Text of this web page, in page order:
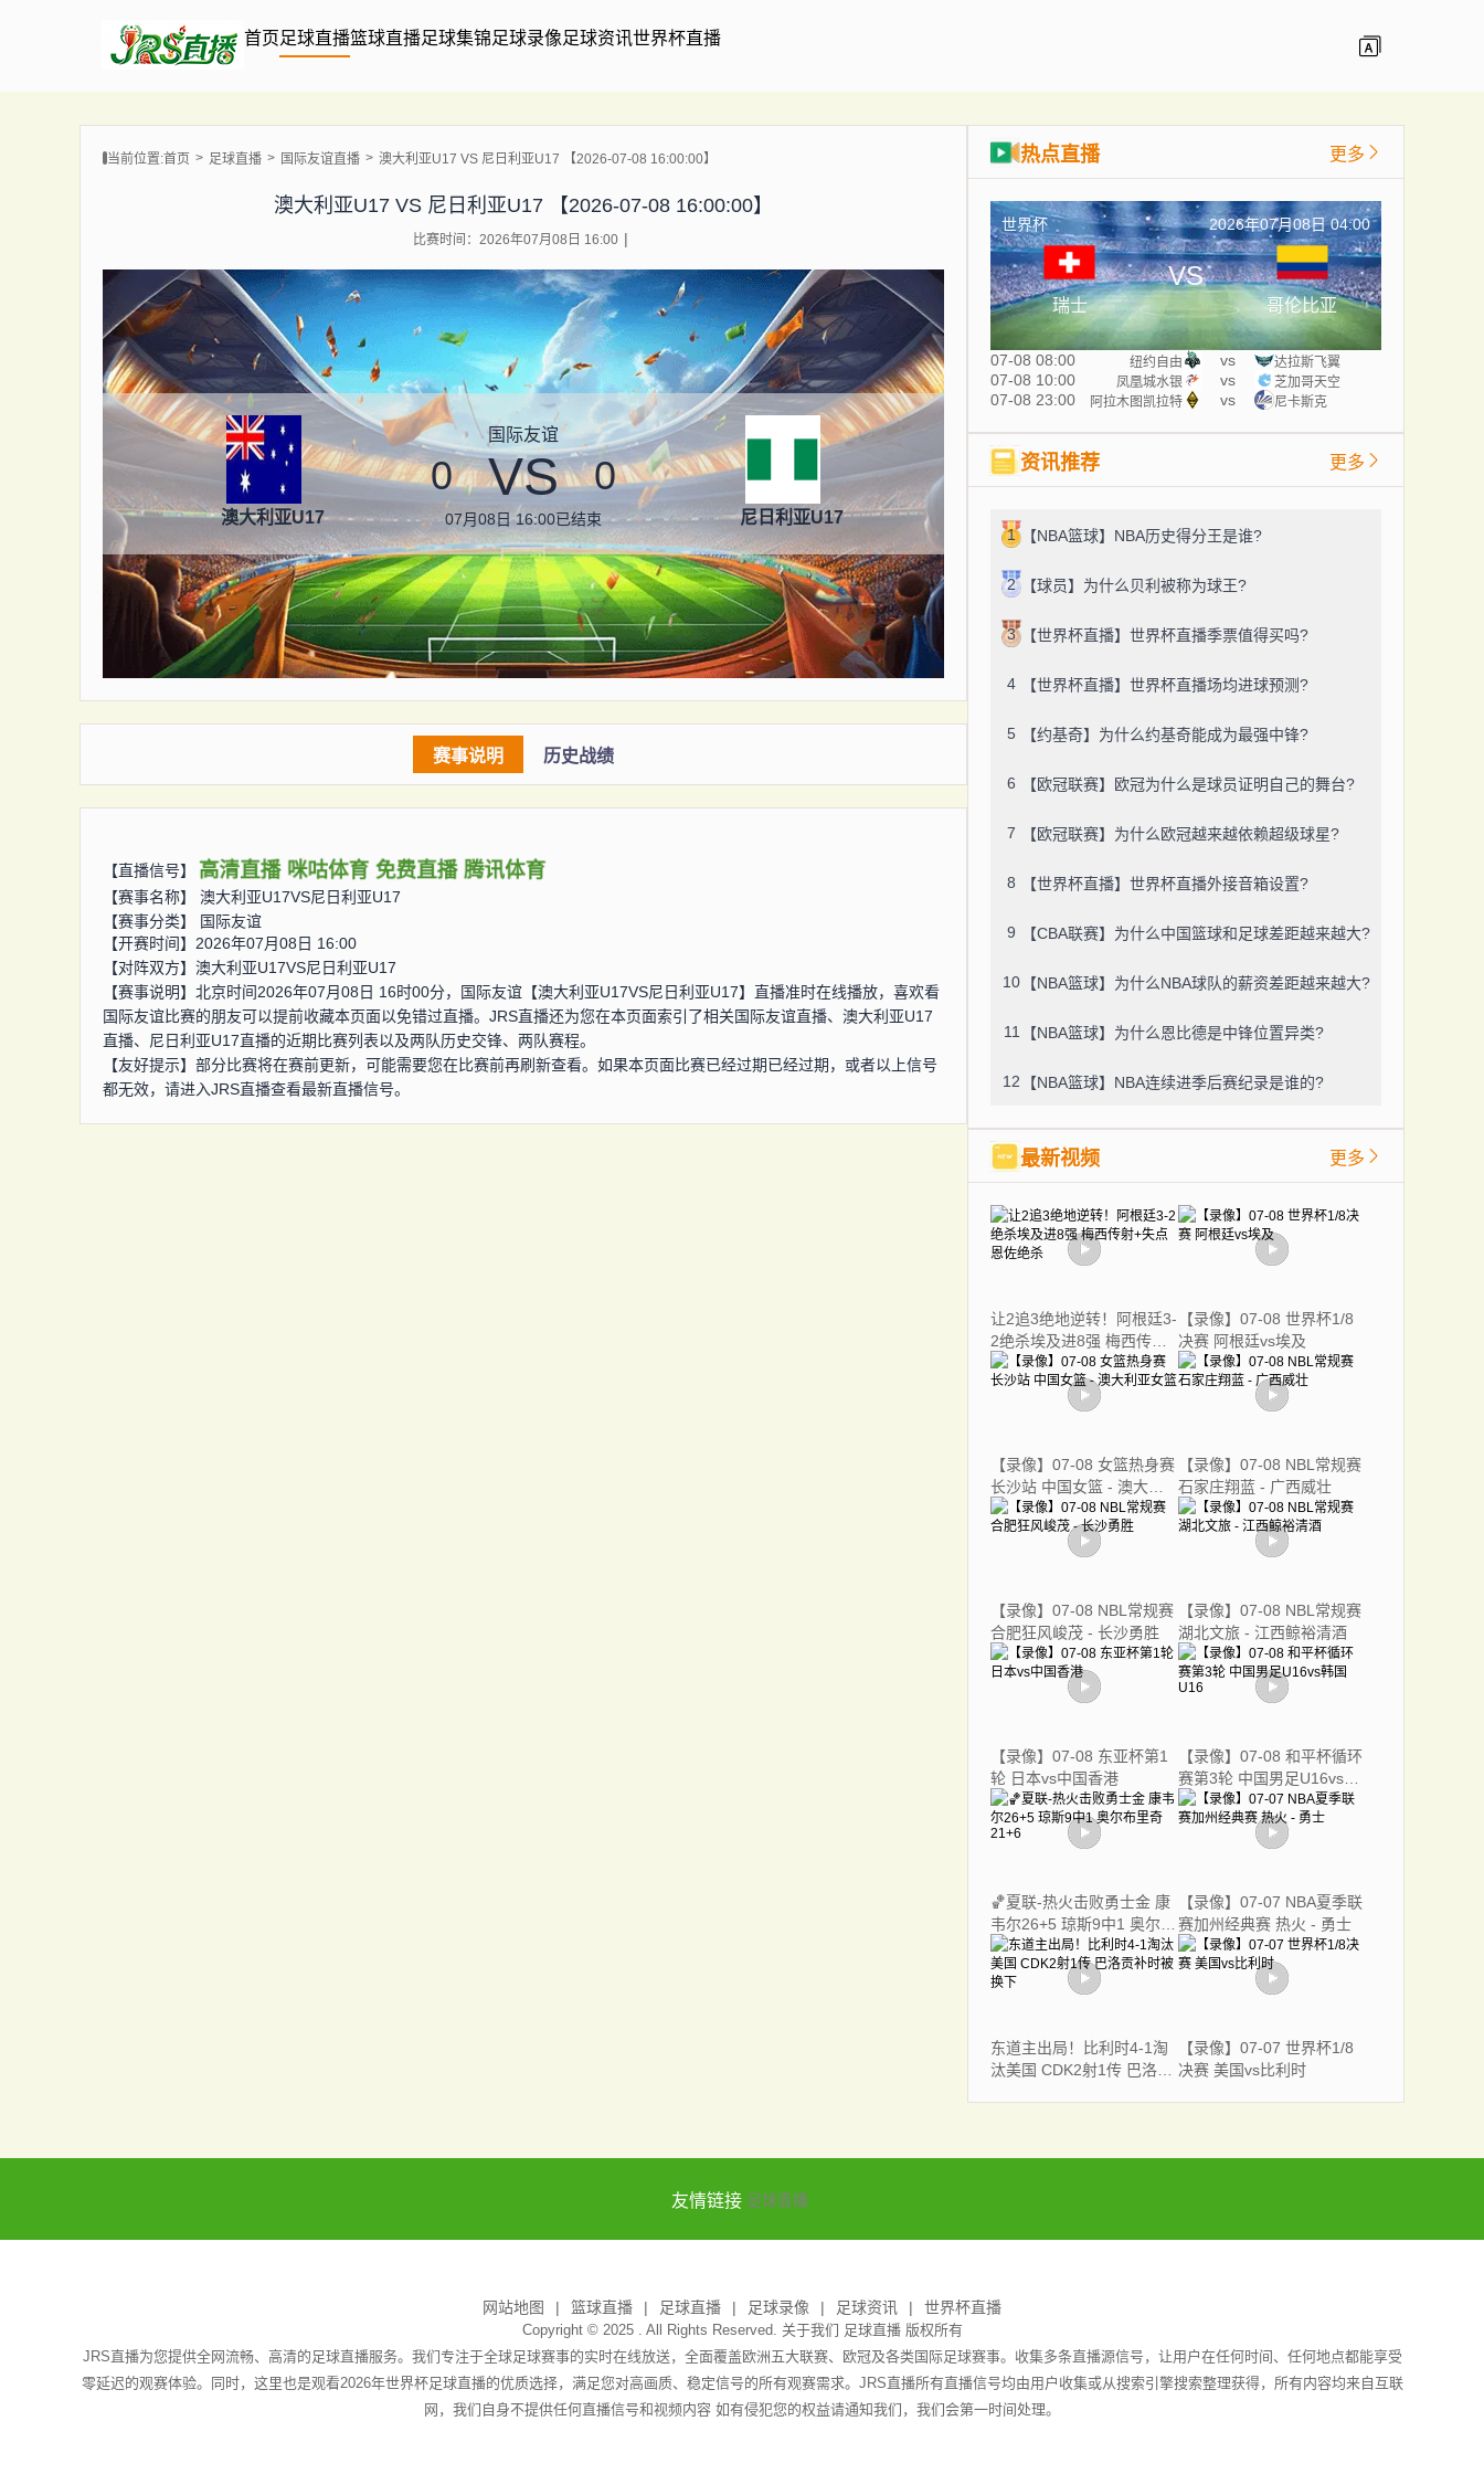
首页足球直播篮球直播足球集锦足球录像足球资讯世界杯直播
当前位置:首页 足球直播 国际友谊直播 澳大利亚U17 VS 尼日利亚U17 【2026-07-08 16:00:00】
澳大利亚U17 VS 尼日利亚U17 【2026-07-08 16:00:00】
比赛时间：2026年07月08日 16:00
澳大利亚U17
国际友谊
0 VS 0
07月08日 16:00已结束 尼日利亚U17
赛事说明 历史战绩
【直播信号】 高清直播 咪咕体育 免费直播 腾讯体育
【赛事名称】 澳大利亚U17VS尼日利亚U17
【赛事分类】
国际友谊
【开赛时间】2026年07月08日 16:00
【对阵双方】 澳大利亚U17VS尼日利亚U17
【赛事说明】北京时间2026年07月08日 16时00分，国际友谊【澳大利亚U17VS尼日利亚U17】直播准时在线播放，喜欢看
国际友谊比赛的朋友可以提前收藏本页面以免错过直播。JRS直播还为您在本页面索引了相关国际友谊直播、澳大利亚U17
直播、尼日利亚U17直播的近期比赛列表以及两队历史交锋、两队赛程。
【友好提示】部分比赛将在赛前更新，可能需要您在比赛前再刷新查看。如果本页面比赛已经过期已经过期，或者以上信号
都无效，请进入JRS直播查看最新直播信号。
热点直播 更多
世界杯 2026年07月08日 04:00
瑞士
VS
哥伦比亚
07-08 08:00 纽约自由 vs 达拉斯飞翼
07-08 10:00 凤凰城水银 vs 芝加哥天空
07-08 23:00 阿拉木图凯拉特 vs 尼卡斯克
资讯推荐 更多
1 【NBA篮球】NBA历史得分王是谁?
2 【球员】为什么贝利被称为球王?
3 【世界杯直播】世界杯直播季票值得买吗?
4 【世界杯直播】世界杯直播场均进球预测?
5 【约基奇】为什么约基奇能成为最强中锋?
6 【欧冠联赛】欧冠为什么是球员证明自己的舞台?
7 【欧冠联赛】为什么欧冠越来越依赖超级球星?
8 【世界杯直播】世界杯直播外接音箱设置?
9 【CBA联赛】为什么中国篮球和足球差距越来越大?
10 【NBA篮球】为什么NBA球队的薪资差距越来越大?
11 【NBA篮球】为什么恩比德是中锋位置异类?
12 【NBA篮球】NBA连续进季后赛纪录是谁的?
最新视频 更多
让2追3绝地逆转！阿根廷3-
2绝杀埃及进8强 梅西传射
+失点恩佐绝杀
【录像】07-08 世界杯1/8
决赛 阿根廷vs埃及
【录像】07-08 女篮热身赛
长沙站 中国女篮 - 澳大利
亚女篮
【录像】07-08 NBL常规赛
石家庄翔蓝 - 广西威壮
【录像】07-08 NBL常规赛
合肥狂风峻茂 - 长沙勇胜
【录像】07-08 NBL常规赛
湖北文旅 - 江西鲸裕清酒
【录像】07-08 东亚杯第1
轮 日本vs中国香港
【录像】07-08 和平杯循环
赛第3轮 中国男足U16vs韩
国U16
🏀夏联-热火击败勇士金 康
韦尔26+5 琼斯9中1 奥尔布
里奇21+6
【录像】07-07 NBA夏季联
赛加州经典赛 热火 - 勇士
东道主出局！比利时4-1淘
汰美国 CDK2射1传 巴洛贡
【录像】07-07 世界杯1/8
决赛 美国vs比利时
友情链接 足球直播
网站地图 篮球直播 足球直播 足球录像 足球资讯 世界杯直播
Copyright © 2025 . All Rights Reserved. 关于我们 足球直播版权所有
JRS直播为您提供全网流畅、高清的足球直播服务。我们专注于全球足球赛事的实时在线放送，全面覆盖欧洲五大联赛、欧冠及各类国际足球赛事。收集多条直播源信号，让用户在任何时间、任何地点都能享受
零延迟的观赛体验。同时，这里也是观看2026年世界杯足球直播的优质选择，满足您对高画质、稳定信号的所有观赛需求。JRS直播所有直播信号均由用户收集或从搜索引擎搜索整理获得，所有内容均来自互联
网，我们自身不提供任何直播信号和视频内容 如有侵犯您的权益请通知我们，我们会第一时间处理。